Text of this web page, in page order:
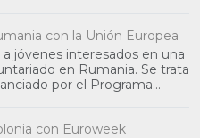
con la Unión Europea
jóvenes interesados en una
en Rumania. Se trata
por el Programa
con Euroweek